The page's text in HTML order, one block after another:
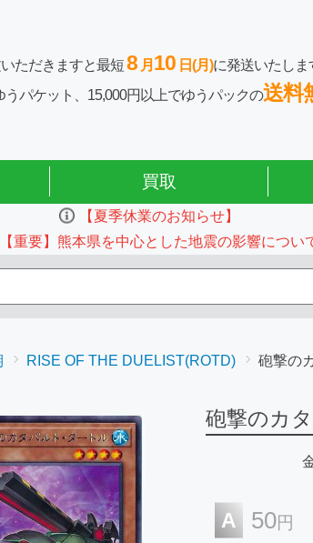
ただきますと最短8 月 10 日(月)に発送いたしま
うパケット、15,000円以上でゆうパックの送料
買取
【夏季休業のお知らせ】
【重要】熊本県を中心とした地震の影響につい
RISE OF THE DUELIST(ROTD) 砲撃の
砲撃のカ
A 50円